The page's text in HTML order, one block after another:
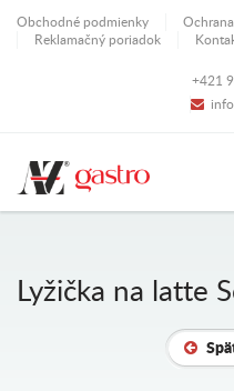
Obchodné podmienky
Reklamačný poriadok
+421
Lyžička na latte